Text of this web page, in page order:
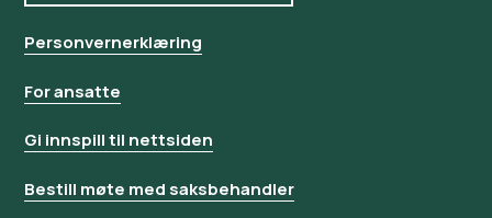
Personvernerklæring
For ansatte
Gi innspill til nettsiden
Bestill møte med saksbehandler